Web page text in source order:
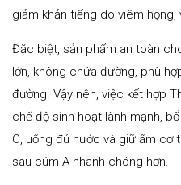
giảm khản tiếng do viêm họng,
Đặc biệt, sản phẩm an toàn
lớn, không chứa đường, phù
đường. Vậy nên, việc kết hợp
chế độ sinh hoạt lành mạnh,
C, uống đủ nước và giữ ấm cơ
sau cúm A nhanh chóng hơn.